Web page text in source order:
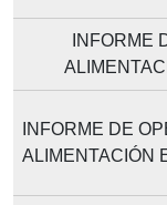
INFORME
INFORME DE
ALIMENTACIÓN